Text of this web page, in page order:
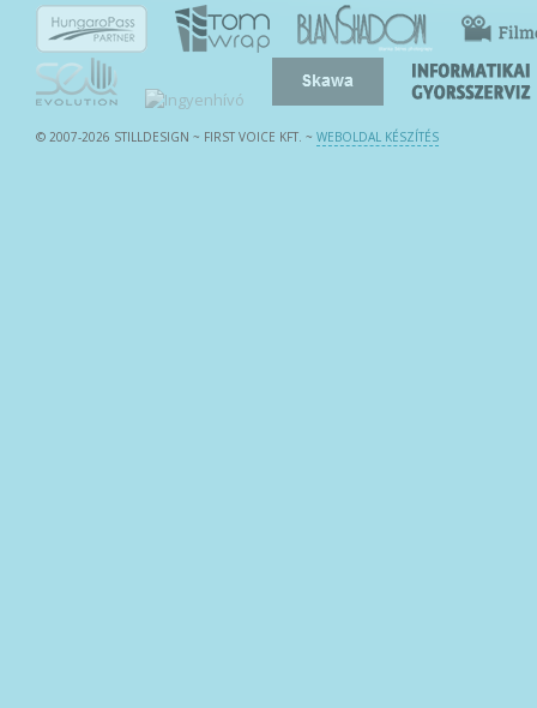
© 2007-2026 STILLDESIGN ~ FIRST VOICE KFT. ~ WEBOLDAL KÉSZÍTÉS